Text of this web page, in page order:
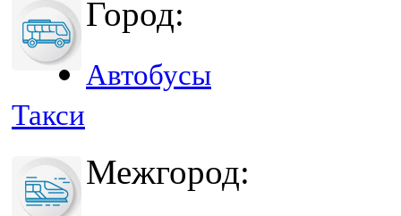
Город:
Автобусы
Такси
Межгород: